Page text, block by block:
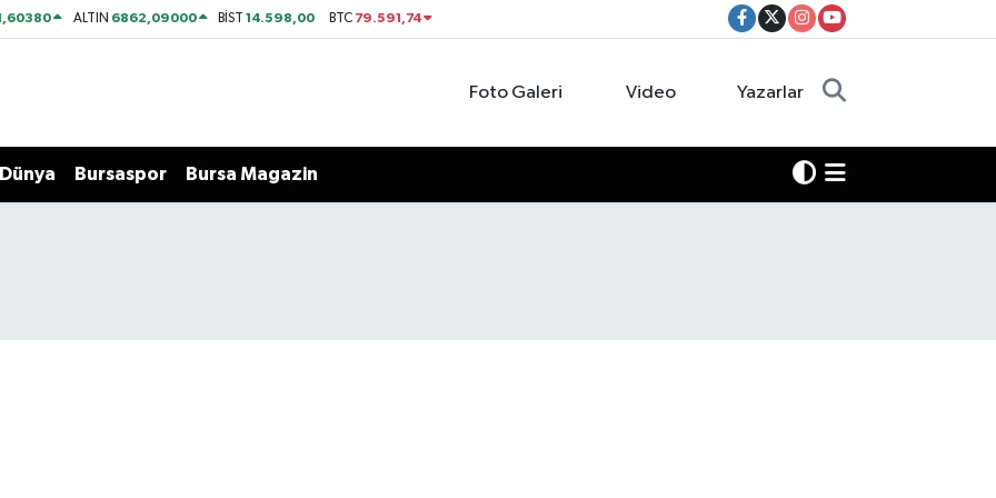
ALTIN 6862,09000 BİST14.598,00 BTC 79.591,74
Foto Galeri Video Yazarlar
Dünya Bursaspor Bursa Magazin